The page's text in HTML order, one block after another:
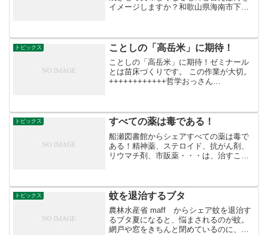
イメージしますか？和歌山県海南市下津
みかんは、12月に収穫された後、園内に
設置された蔵で熟成...
トピックス ことしの「高岳米」に期待！
ことしの「高岳米」に期待！ゼミナール
とは苗床づくりです。 この作業が大切。
++++++++++++哲学おっさん‏
トピックス すべての薬は毒である！
船瀬図書館からシェアすべての薬は毒で
ある！精神薬、ステロイド、抗がん剤、
リウマチ剤、市販薬・・・は、治すこと
して本物の健康を手に...
トピックス 蚊を退治するブタ
農林水産省 maff からシェア蚊を退治す
るブタ夏になると、悩まされるのが蚊。
網戸や窓をきちんと閉めているのに、ど